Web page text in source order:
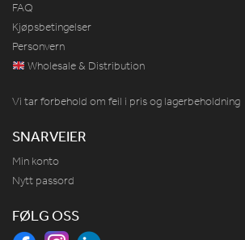
FAQ
Kjøpsbetingelser
Personvern
Wholesale & Distribution
Vi tar forbehold om feil i pris og lagerbeholdning
SNARVEIER
Min konto
Nytt passord
FØLG OSS